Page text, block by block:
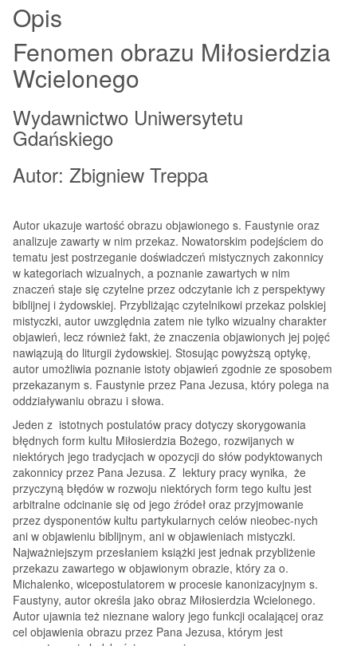
Opis
Fenomen obrazu Miłosierdzia
Wcielonego
Wydawnictwo Uniwersytetu
Gdańskiego
Autor: Zbigniew Treppa
Autor ukazuje wartość obrazu objawionego s. Faustynie oraz
analizuje zawarty w nim przekaz. Nowatorskim podejściem do
tematu jest postrzeganie doświadczeń mistycznych zakonnicy
w kategoriach wizualnych, a poznanie zawartych w nim
znaczeń staje się czytelne przez odczytanie ich z perspektywy
biblijnej i żydowskiej. Przybliżając czytelnikowi przekaz polskiej
mistyczki, autor uwzględnia zatem nie tylko wizualny charakter
objawień, lecz również fakt, że znaczenia objawionych jej pojęć
nawiązują do liturgii żydowskiej. Stosując powyższą optykę,
autor umożliwia poznanie istoty objawień zgodnie ze sposobem
przekazanym s. Faustynie przez Pana Jezusa, który polega na
oddziaływaniu obrazu i słowa.
Jeden z istotnych postulatów pracy dotyczy skorygowania
błędnych form kultu Miłosierdzia Bożego, rozwijanych w
niektórych jego tradycjach w opozycji do słów podyktowanych
zakonnicy przez Pana Jezusa. Z lektury pracy wynika, że
przyczyną błędów w rozwoju niektórych form tego kultu jest
arbitralne odcinanie się od jego źródeł oraz przyjmowanie
przez dysponentów kultu partykularnych celów nieobec-nych
ani w objawieniu biblijnym, ani w objawieniach mistyczki.
Najważniejszym przesłaniem książki jest jednak przybliżenie
przekazu zawartego w objawionym obrazie, który za o.
Michalenko, wicepostulatorem w procesie kanonizacyjnym s.
Faustyny, autor określa jako obraz Miłosierdzia Wcielonego.
Autor ujawnia też nieznane walory jego funkcji ocalającej oraz
cel objawienia obrazu przez Pana Jezusa, którym jest